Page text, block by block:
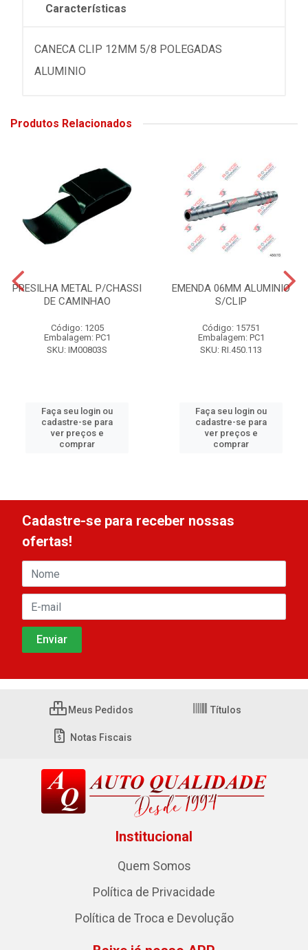
Características
CANECA CLIP 12MM 5/8 POLEGADAS
ALUMINIO
Produtos Relacionados
PRESILHA METAL P/CHASSI
DE CAMINHAO
Código: 1205
Embalagem: PC1
SKU: IM00803S
Faça seu login ou
cadastre-se para
ver preços e
comprar
EMENDA 06MM ALUMINIO
S/CLIP
Código: 15751
Embalagem: PC1
SKU: RI.450.113
Faça seu login ou
cadastre-se para
ver preços e
comprar
Cadastre-se para receber nossas
ofertas!
Meus Pedidos Títulos
Notas Fiscais
Institucional
Quem Somos
Política de Privacidade
Política de Troca e Devolução